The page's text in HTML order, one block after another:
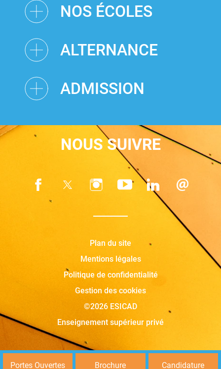
NOS ÉCOLES
ALTERNANCE
ADMISSION
NOUS SUIVRE
Plan du site
Mentions légales
Politique de confidentialité
Gestion des cookies
©2026 ESICAD
Enseignement supérieur privé
Portes Ouvertes Brochure Candidature